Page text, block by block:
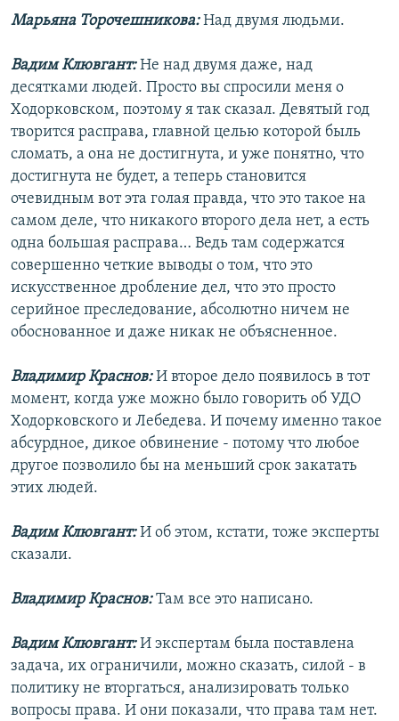
Марьяна Торочешникова:Над двумя людьми.
Вадим Клювгант:Не над двумя даже, над
десятками людей. Просто вы спросили меня о
Ходорковском, поэтому я так сказал. Девятый год
творится расправа, главной целью которой быль
сломать, а она не достигнута, и уже понятно, что
достигнута не будет, а теперь становится
очевидным вот эта голая правда, что это такое на
самом деле, что никакого второго дела нет, а есть
одна большая расправа… Ведь там содержатся
совершенно четкие выводы о том, что это
искусственное дробление дел, что это просто
серийное преследование, абсолютно ничем не
обоснованное и даже никак не объясненное.
Владимир Краснов:И второе дело появилось в тот
момент, когда уже можно было говорить об УДО
Ходорковского и Лебедева. И почему именно такое
абсурдное, дикое обвинение - потому что любое
другое позволило бы на меньший срок закатать
этих людей.
Вадим Клювгант:И об этом, кстати, тоже эксперты
сказали.
Владимир Краснов:Там все это написано.
Вадим Клювгант:И экспертам была поставлена
задача, их ограничили, можно сказать, силой - в
политику не вторгаться, анализировать только
вопросы права. И они показали, что права там нет.